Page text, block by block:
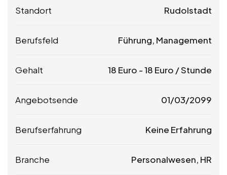
Standort Rudolstadt
Berufsfeld Führung, Management
Gehalt 18 Euro -18 Euro / Stunde
Angebotsende 01/03/2099
Berufserfahrung Keine Erfahrung
Branche Personalwesen, HR